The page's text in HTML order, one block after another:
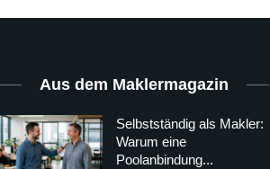
Aus dem Maklermagazin
Selbstständig als Makler:
Warum eine
Poolanbindung...